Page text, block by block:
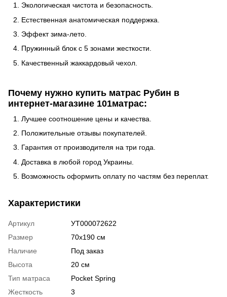
Экологическая чистота и безопасность.
Естественная анатомическая поддержка.
Эффект зима-лето.
Пружинный блок с 5 зонами жесткости.
Качественный жаккардовый чехол.
Почему нужно купить матрас Рубин в
интернет-магазине 101матрас:
Лучшее соотношение цены и качества.
Положительные отзывы покупателей.
Гарантия от производителя на три года.
Доставка в любой город Украины.
Возможность оформить оплату по частям без переплат.
Характеристики
Артикул
УТ000072622
Размер
70х190 см
Наличие
Под заказ
Высота
20 см
Тип матраса
Pocket Spring
Жесткость
3